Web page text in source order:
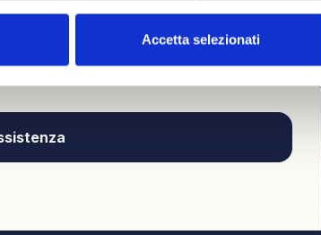
Accetta selezionati
and promotional and commercial offers
Mobilvetta, Elnagh e McLouis.